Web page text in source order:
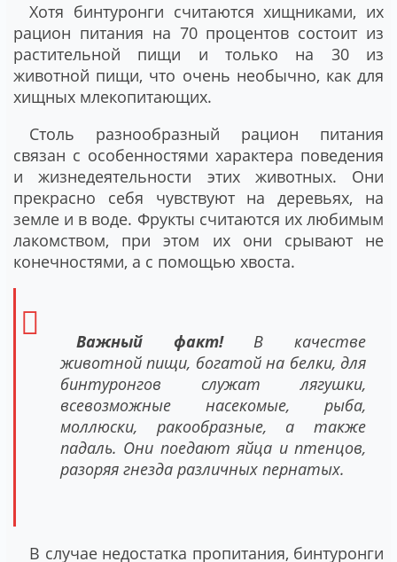
Хотя бинтуронги считаются хищниками, их
рацион питания на 70 процентов состоит из
растительной пищи и только на 30 из
животной пищи, что очень необычно, как для
хищных млекопитающих.
Столь разнообразный рацион питания
связан с особенностями характера поведения
и жизнедеятельности этих животных. Они
прекрасно себя чувствуют на деревьях, на
земле и в воде. Фрукты считаются их любимым
лакомством, при этом их они срывают не
конечностями, а с помощью хвоста.
Важный факт!В качестве
животной пищи, богатой на белки, для
бинтуронгов служат лягушки,
всевозможные насекомые, рыба,
моллюски, ракообразные, а также
падаль. Они поедают яйца и птенцов,
разоряя гнезда различных пернатых.
В случае недостатка пропитания, бинтуронги